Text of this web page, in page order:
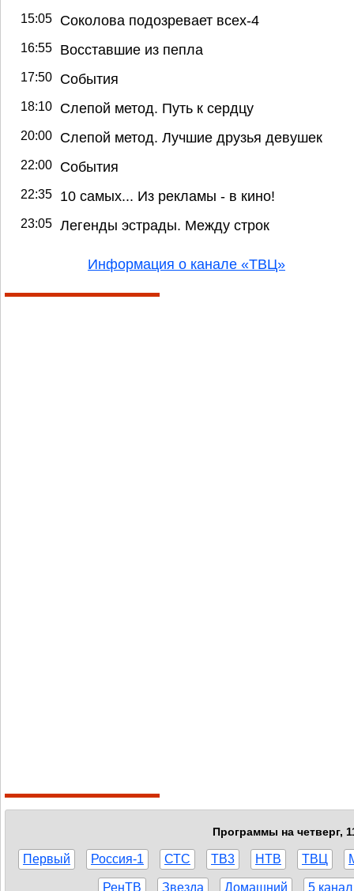
15:05 Соколова подозревает всех-4
16:55 Восставшие из пепла
17:50 События
18:10 Слепой метод. Путь к сердцу
20:00 Слепой метод. Лучшие друзья девушек
22:00 События
22:35 10 самых... Из рекламы - в кино!
23:05 Легенды эстрады. Между строк
Информация о канале «ТВЦ»
Программы на четверг,
Первый Россия-1 СТС ТВ3 НТВ ТВЦ
РенТВ Звезда Домашний 5 канал